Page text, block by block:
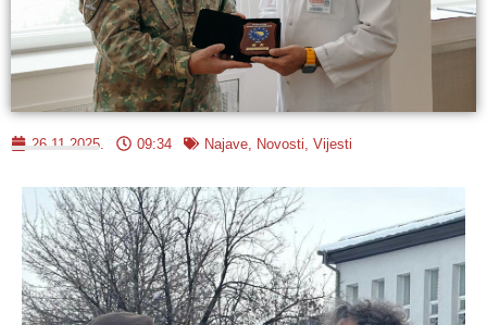
26.11.2025. 09:34 Najave Novosti Vijesti